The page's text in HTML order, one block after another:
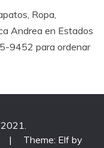
Ropa,
Andrea en Estados
9452 para ordenar
|
Theme: Elf by